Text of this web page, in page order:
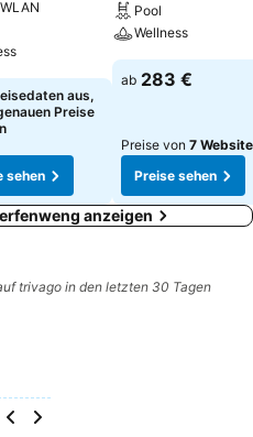
aus,
Preise
sehen
Pool
Wellness
ab 283 €
Preise von 7
Preise sehen
anzeigen
trivago in den letzten 30 Tagen